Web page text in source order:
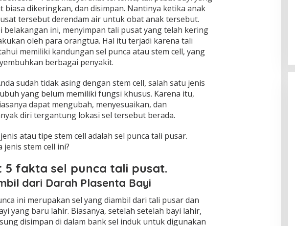
biasa dikeringkan, dan disimpan. Nantinya ketika anak
tersebut derendam air untuk obat anak tersebut.
belakangan ini, menyimpan tali pusat yang telah kering
oleh para orangtua. Hal itu terjadi karena tali
memiliki kandungan sel punca atau stem cell, yang
berbagai penyakit.
sudah tidak asing dengan stem cell, salah satu jenis
yang belum memiliki fungsi khusus. Karena itu,
dapat mengubah, menyesuaikan, dan
diri tergantung lokasi sel tersebut berada.
atau tipe stem cell adalah sel punca tali pusar.
jenis stem cell ini?
5 fakta sel punca tali pusat.
dari Darah Plasenta Bayi
ini merupakan sel yang diambil dari tali pusar dan
yang baru lahir. Biasanya, setelah setelah bayi lahir,
disimpan di dalam bank sel induk untuk digunakan
Pria Diduga Bunuh Diri di Jalur Rel
KA Blambangan-Pasar Senen,
Kepala Putus Hingga Kaki Korban
Hancur
In Foto Peristiwa